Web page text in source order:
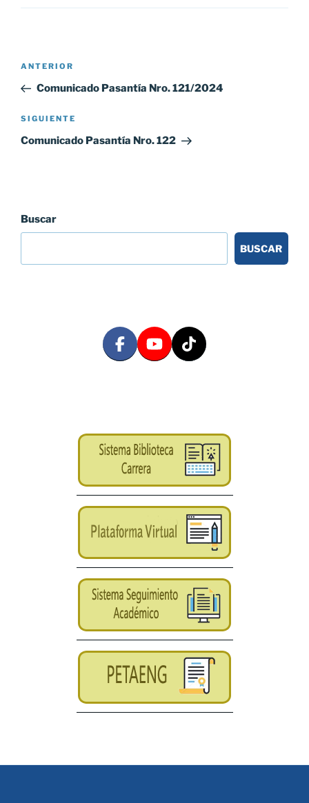
Navegación
entradas
Entrada
anterior:
ANTERIOR
Comunicado Pasantía Nro. 121/2024
Siguiente
entrada
SIGUIENTE
Comunicado Pasantía Nro. 122
Buscar
BUSCAR